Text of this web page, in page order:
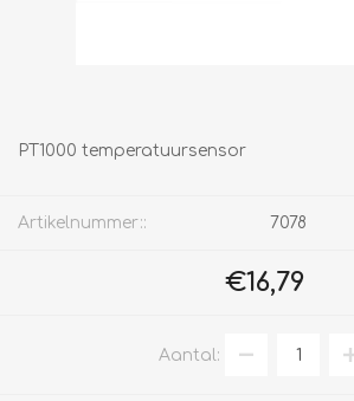
PT1000 temperatuursensor
Artikelnummer:: 7078
€16,79
Aantal: